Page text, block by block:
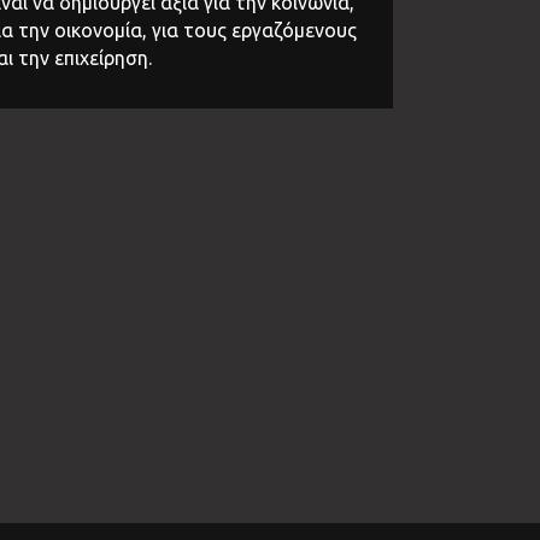
την οικονομία, για τους εργαζόμενους
την επιχείρηση.